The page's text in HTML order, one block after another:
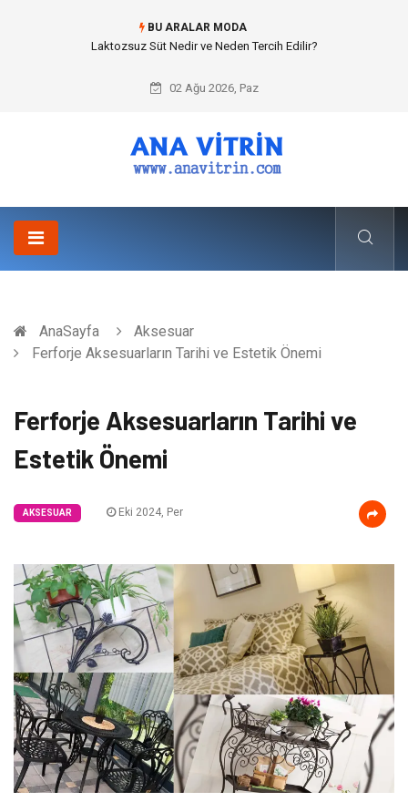
BU ARALAR MODA
Cold mix asphalt plant (Soğuk Asfalt Plenti) ile Yol Yapımında Çevreci ve
02 Ağu 2026, Paz
AnaSayfa
Aksesuar
Ferforje Aksesuarların Tarihi ve Estetik Önemi
Ferforje Aksesuarların Tarihi ve
Estetik Önemi
AKSESUAR Eki 2024, Per